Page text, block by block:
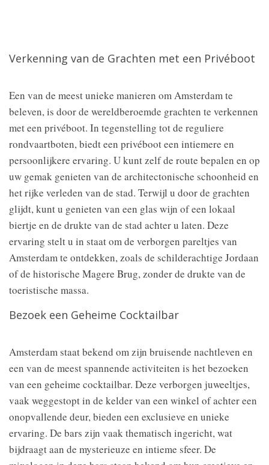
Verkenning van de Grachten met een Privéboot
Een van de meest unieke manieren om Amsterdam te
beleven, is door de wereldberoemde grachten te verkennen
met een privéboot. In tegenstelling tot de reguliere
rondvaartboten, biedt een privéboot een intiemere en
persoonlijkere ervaring. U kunt zelf de route bepalen en op
uw gemak genieten van de architectonische schoonheid en
het rijke verleden van de stad. Terwijl u door de grachten
glijdt, kunt u genieten van een glas wijn of een lokaal
biertje en de drukte van de stad achter u laten. Deze
ervaring stelt u in staat om de verborgen pareltjes van
Amsterdam te ontdekken, zoals de schilderachtige Jordaan
of de historische Magere Brug, zonder de drukte van de
toeristische massa.
Bezoek een Geheime Cocktailbar
Amsterdam staat bekend om zijn bruisende nachtleven en
een van de meest spannende activiteiten is het bezoeken
van een geheime cocktailbar. Deze verborgen juweeltjes,
vaak weggestopt in de kelder van een winkel of achter een
onopvallende deur, bieden een exclusieve en unieke
ervaring. De bars zijn vaak thematisch ingericht, wat
bijdraagt aan de mysterieuze en intieme sfeer. De